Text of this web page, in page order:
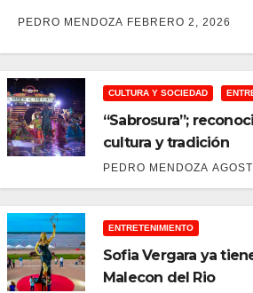
PEDRO MENDOZA FEBRERO 2, 2026
CULTURA Y SOCIEDAD
“Sabrosura”;
cultura y tradición
PEDRO MENDOZA
ENTRETENIMIENTO
Sofia Vergara ya
Malecon del Rio